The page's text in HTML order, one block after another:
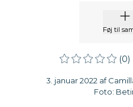
Føj til
(0)
3. januar 2022 af
Foto: